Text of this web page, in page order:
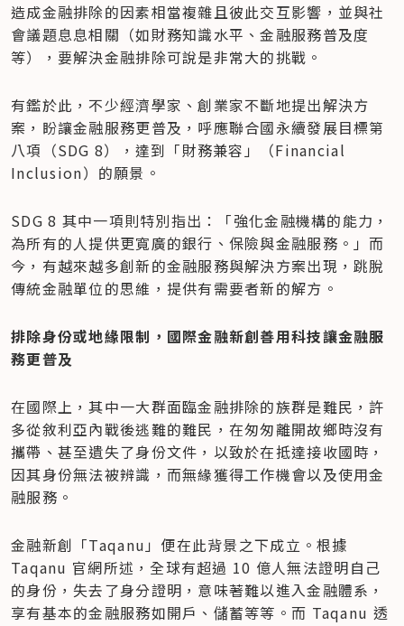
造成金融排除的因素相當複雜且彼此交互影響，並與社
會議題息息相關（如財務知識水平、金融服務普及度
等），要解決金融排除可說是非常大的挑戰。
有鑑於此，不少經濟學家、創業家不斷地提出解決方
案，盼讓金融服務更普及，呼應聯合國永續發展目標第
八項（SDG 8），達到「財務兼容」（Financial
Inclusion）的願景。
SDG 8 其中一項則特別指出：「強化金融機構的能力，
為所有的人提供更寬廣的銀行、保險與金融服務。」而
今，有越來越多創新的金融服務與解決方案出現，跳脫
傳統金融單位的思維，提供有需要者新的解方。
排除身份或地緣限制，國際金融新創善用科技讓金融服
務更普及
在國際上，其中一大群面臨金融排除的族群是難民，許
多從敘利亞內戰後逃難的難民，在匆匆離開故鄉時沒有
攜帶、甚至遺失了身份文件，以致於在抵達接收國時，
因其身份無法被辨識，而無緣獲得工作機會以及使用金
融服務。
金融新創「Taqanu」便在此背景之下成立。根據
Taqanu 官網所述，全球有超過 10 億人無法證明自己
的身份，失去了身分證明，意味著難以進入金融體系，
享有基本的金融服務如開戶、儲蓄等等。而 Taqanu 透